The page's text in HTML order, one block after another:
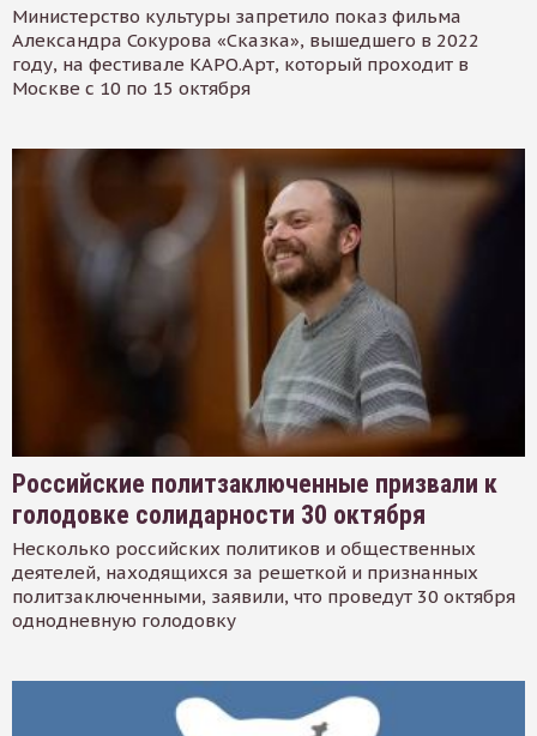
Министерство культуры запретило показ фильма
Александра Сокурова «Сказка», вышедшего в 2022
году, на фестивале КАРО.Арт, который проходит в
Москве с 10 по 15 октября
Российские политзаключенные призвали к
голодовке солидарности 30 октября
Несколько российских политиков и общественных
деятелей, находящихся за решеткой и признанных
политзаключенными, заявили, что проведут 30 октября
однодневную голодовку